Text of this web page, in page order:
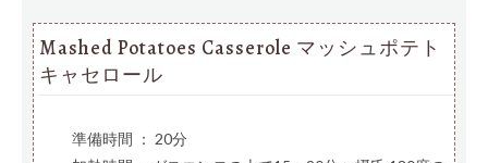
Mashed Potatoes Casserole マッシュポテト
キャセロール
準備時間 ： 20分